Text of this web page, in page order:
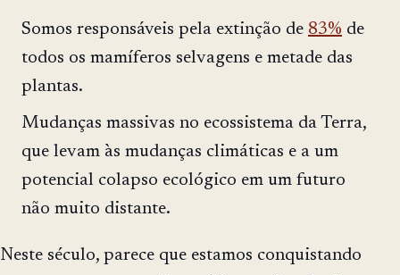
Somos responsáveis pela extinção de 83% de
todos os mamíferos selvagens e metade das
plantas.
Mudanças massivas no ecossistema da Terra,
que levam às mudanças climáticas e a um
potencial colapso ecológico em um futuro
não muito distante.
Neste século, parece que estamos conquistando